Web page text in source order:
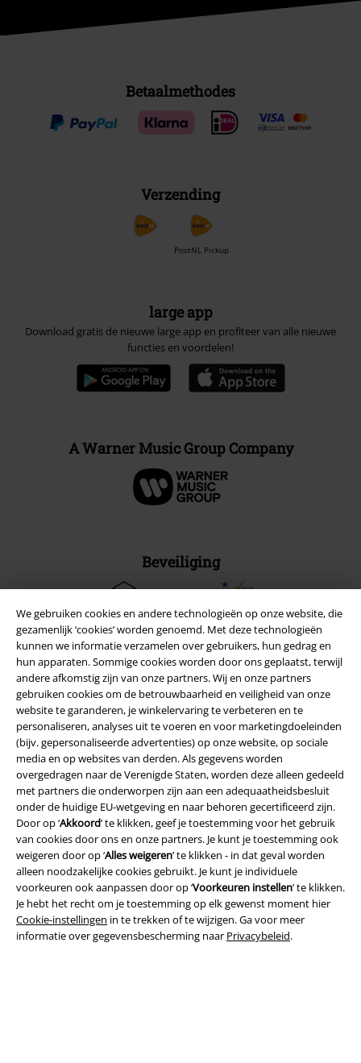
We gebruiken cookies en andere technologieën op onze website, die
gezamenlijk ‘cookies’ worden genoemd. Met deze technologieën
kunnen we informatie verzamelen over gebruikers, hun gedrag en
hun apparaten. Sommige cookies worden door ons geplaatst, terwijl
andere afkomstig zijn van onze partners. Wij en onze partners
gebruiken cookies om de betrouwbaarheid en veiligheid van onze
website te garanderen, je winkelervaring te verbeteren en te
personaliseren, analyses uit te voeren en voor marketingdoeleinden
(bijv. gepersonaliseerde advertenties) op onze website, op sociale
media en op websites van derden. Als gegevens worden
overgedragen naar de Verenigde Staten, worden deze alleen gedeeld
met partners die onderworpen zijn aan een adequaatheidsbesluit
onder de huidige EU-wetgeving en naar behoren gecertificeerd zijn.
Door op ‘Akkoord’ te klikken, geef je toestemming voor het gebruik
van cookies door ons en onze partners. Je kunt je toestemming ook
weigeren door op ‘Alles weigeren’ te klikken - in dat geval worden
alleen noodzakelijke cookies gebruikt. Je kunt je individuele
voorkeuren ook aanpassen door op ‘Voorkeuren instellen’ te klikken.
Je hebt het recht om je toestemming op elk gewenst moment hier
Cookie-instellingen in te trekken of te wijzigen. Ga voor meer
informatie over gegevensbescherming naar Privacybeleid.
Betaalmethodes
Verzending
PostNL Pickup
large app
Download gratis de nieuwe large app en profiteer van alle nieuwe
functies en voordelen!
A Warner Music Group Company
Beveiliging
Legal
Algemene Voorwaarden
Bedrijfsgegevens
Privacyverklaring
Verklaring van conformiteit